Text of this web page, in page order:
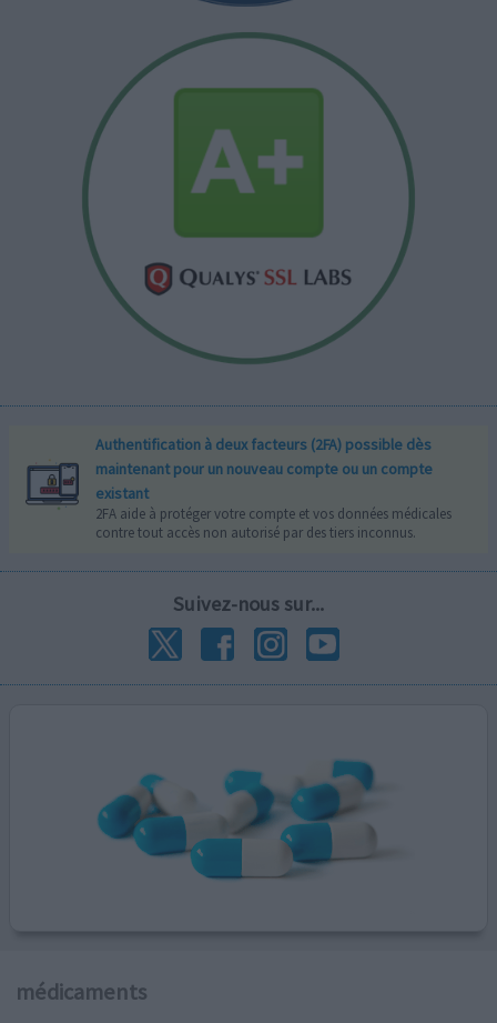
Authentification à deux facteurs (2FA) possible dès
maintenant pour un nouveau compte ou un compte
existant
2FA aide à protéger votre compte et vos données médicales
contre tout accès non autorisé par des tiers inconnus.
Suivez-nous sur...
médicaments